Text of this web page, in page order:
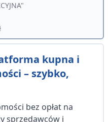
kupna i
– szybko,
bez opłat na
sprzedawców i